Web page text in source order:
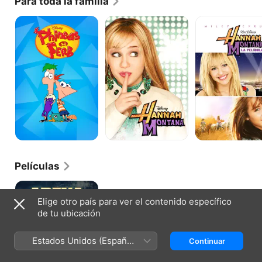
Phineas
y
Ferb
Hannah
Montana
Montana:
Películas
Arena
Elige otro país para ver el contenido específico
de tu ubicación
Estados Unidos (Español
México)
Continuar